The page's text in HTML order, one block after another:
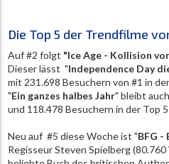
Die Top 5 der Trendfilme
Auf #2 folgt "Ice Age - Kollision
Dieser lässt "Independence Day
mit 231.698 Besuchern von #1 in
"Ein ganzes halbes Jahr" bleibt
und 118.478 Besuchern in der Top
Neu auf #5 diese Woche ist "BFG -
Regisseur Steven Spielberg